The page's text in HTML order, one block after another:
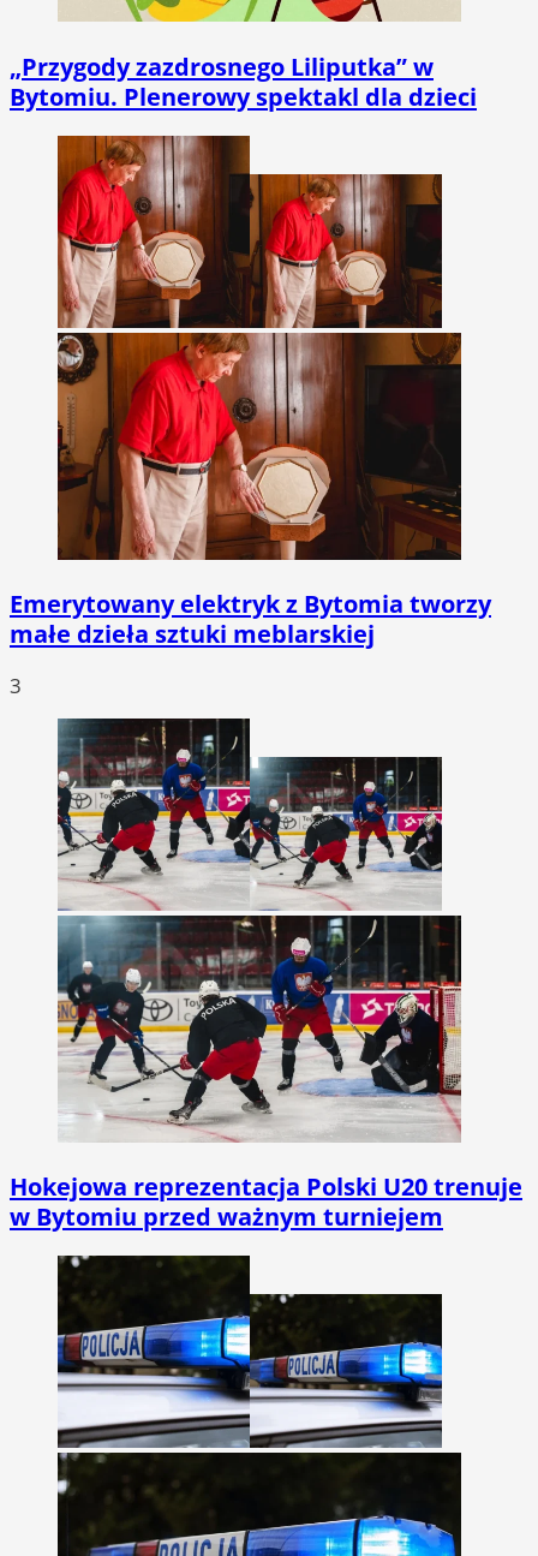
„Przygody zazdrosnego Liliputka” w
Bytomiu. Plenerowy spektakl dla dzieci
Emerytowany elektryk z Bytomia tworzy
małe dzieła sztuki meblarskiej
3
Hokejowa reprezentacja Polski U20 trenuje
w Bytomiu przed ważnym turniejem